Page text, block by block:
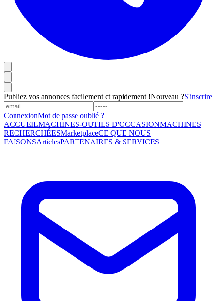
Publiez vos annonces facilement et rapidement !Nouveau ?S'inscrire
ConnexionMot de passe oublié ?
ACCUEILMACHINES-OUTILS D'OCCASIONMACHINES
RECHERCHÉESMarketplaceCE QUE NOUS
FAISONSArticlesPARTENAIRES & SERVICES